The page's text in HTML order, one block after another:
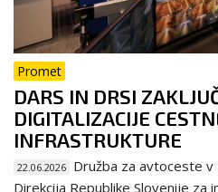
Promet
DARS IN DRSI
DIGITALIZACIJE
INFRASTRUKTURE
22.06.2026 Družba za avtoceste v
Direkcija Republike Slovenije za